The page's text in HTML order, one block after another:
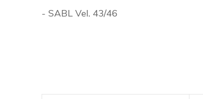
- SABL Vel. 43/46